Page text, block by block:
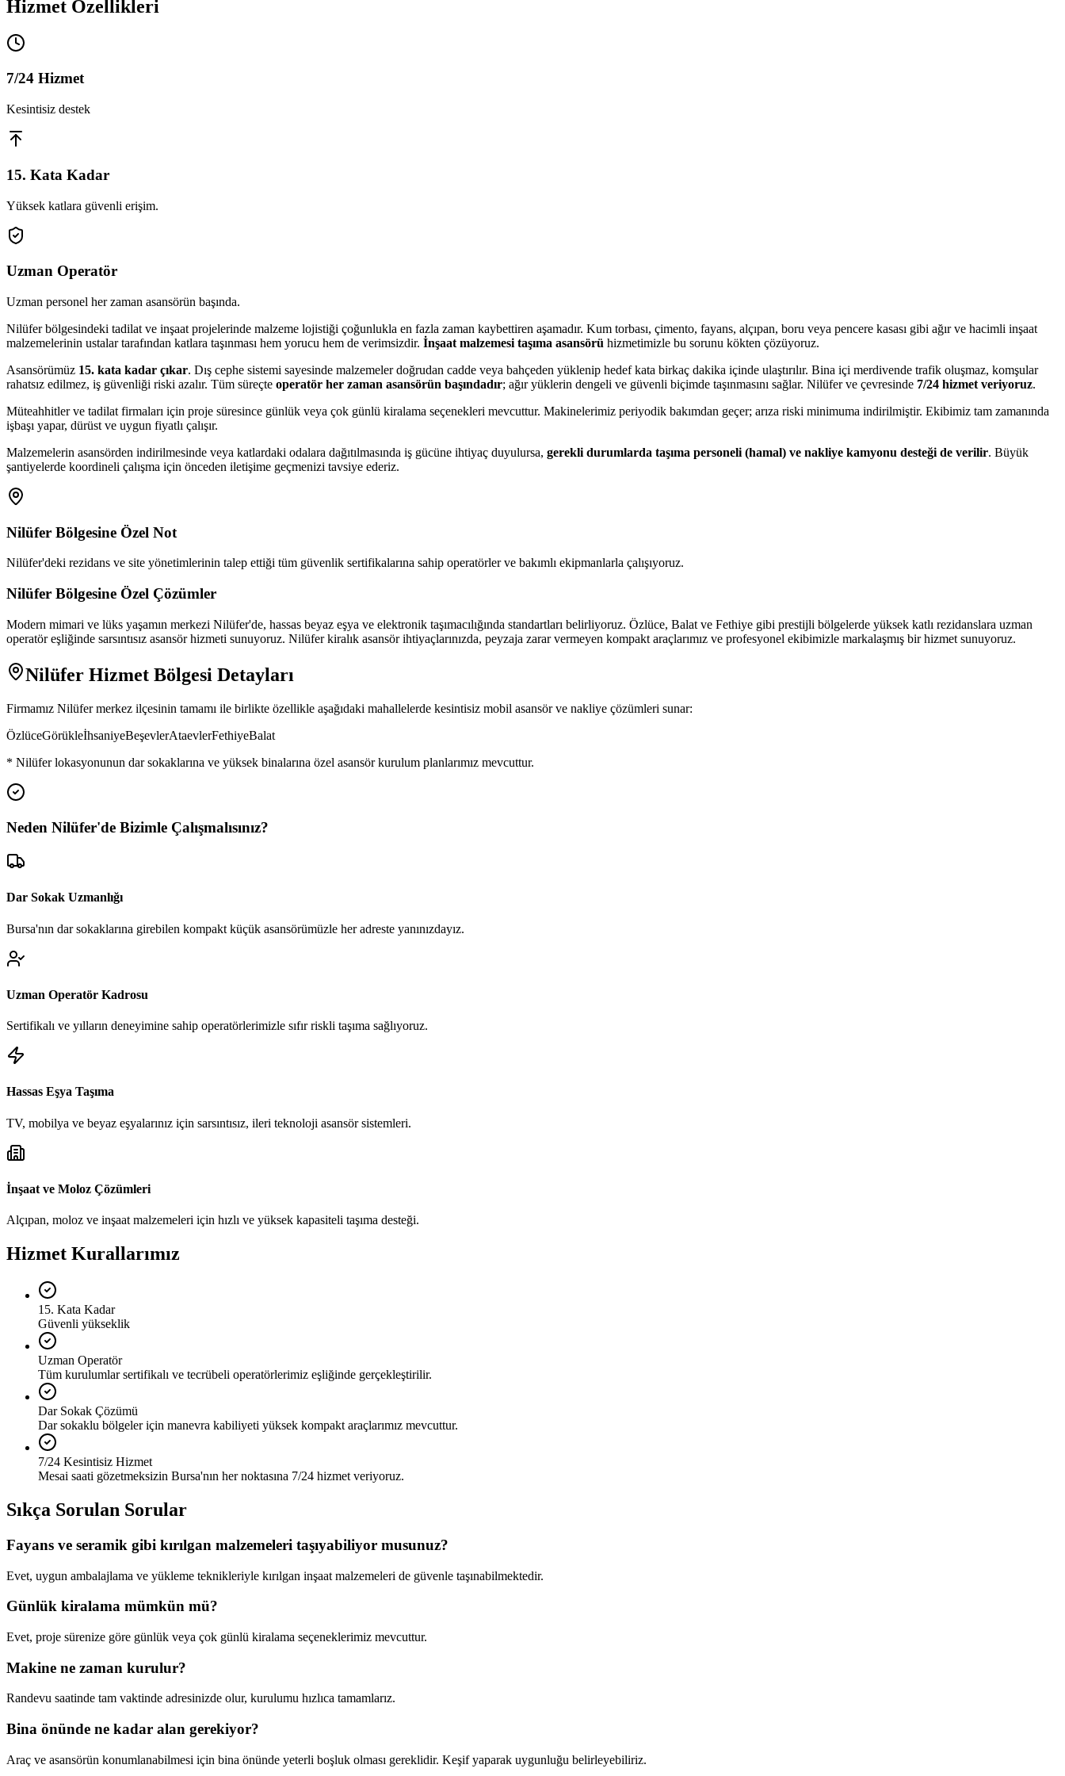
Hizmet Özellikleri
7/24 Hizmet
Kesintisiz destek
15. Kata Kadar
Yüksek katlara güvenli erişim.
Uzman Operatör
Uzman personel her zaman asansörün başında.
Nilüfer bölgesindeki tadilat ve inşaat projelerinde malzeme lojistiği çoğunlukla en fazla zaman kaybettiren aşamadır. Kum torbası, çimento, fayans, alçıpan, boru veya pencere kasası gibi ağır ve hacimli inşaat
malzemelerinin ustalar tarafından katlara taşınması hem yorucu hem de verimsizdir. İnşaat malzemesi taşıma asansörü hizmetimizle bu sorunu kökten çözüyoruz.
Asansörümüz 15. kata kadar çıkar. Dış cephe sistemi sayesinde malzemeler doğrudan cadde veya bahçeden yüklenip hedef kata birkaç dakika içinde ulaştırılır. Bina içi merdivende trafik oluşmaz, komşular
rahatsız edilmez, iş güvenliği riski azalır. Tüm süreçte operatör her zaman asansörün başındadır; ağır yüklerin dengeli ve güvenli biçimde taşınmasını sağlar. Nilüfer ve çevresinde 7/24 hizmet veriyoruz.
Müteahhitler ve tadilat firmaları için proje süresince günlük veya çok günlü kiralama seçenekleri mevcuttur. Makinelerimiz periyodik bakımdan geçer; arıza riski minimuma indirilmiştir. Ekibimiz tam zamanında
işbaşı yapar, dürüst ve uygun fiyatlı çalışır.
Malzemelerin asansörden indirilmesinde veya katlardaki odalara dağıtılmasında iş gücüne ihtiyaç duyulursa, gerekli durumlarda taşıma personeli (hamal) ve nakliye kamyonu desteği de verilir. Büyük
şantiyelerde koordineli çalışma için önceden iletişime geçmenizi tavsiye ederiz.
Nilüfer Bölgesine Özel Not
Nilüfer'deki rezidans ve site yönetimlerinin talep ettiği tüm güvenlik sertifikalarına sahip operatörler ve bakımlı ekipmanlarla çalışıyoruz.
Nilüfer Bölgesine Özel Çözümler
Modern mimari ve lüks yaşamın merkezi Nilüfer'de, hassas beyaz eşya ve elektronik taşımacılığında standartları belirliyoruz. Özlüce, Balat ve Fethiye gibi prestijli bölgelerde yüksek katlı rezidanslara uzman
operatör eşliğinde sarsıntısız asansör hizmeti sunuyoruz. Nilüfer kiralık asansör ihtiyaçlarınızda, peyzaja zarar vermeyen kompakt araçlarımız ve profesyonel ekibimizle markalaşmış bir hizmet sunuyoruz.
Nilüfer Hizmet Bölgesi Detayları
Firmamız Nilüfer merkez ilçesinin tamamı ile birlikte özellikle aşağıdaki mahallelerde kesintisiz mobil asansör ve nakliye çözümleri sunar:
ÖzlüceGörükleİhsaniyeBeşevlerAtaevlerFethiyeBalat
* Nilüfer lokasyonunun dar sokaklarına ve yüksek binalarına özel asansör kurulum planlarımız mevcuttur.
Neden Nilüfer'de Bizimle Çalışmalısınız?
Dar Sokak Uzmanlığı
Bursa'nın dar sokaklarına girebilen kompakt küçük asansörümüzle her adreste yanınızdayız.
Uzman Operatör Kadrosu
Sertifikalı ve yılların deneyimine sahip operatörlerimizle sıfır riskli taşıma sağlıyoruz.
Hassas Eşya Taşıma
TV, mobilya ve beyaz eşyalarınız için sarsıntısız, ileri teknoloji asansör sistemleri.
İnşaat ve Moloz Çözümleri
Alçıpan, moloz ve inşaat malzemeleri için hızlı ve yüksek kapasiteli taşıma desteği.
Hizmet Kurallarımız
15. Kata Kadar
Güvenli yükseklik
Uzman Operatör
Tüm kurulumlar sertifikalı ve tecrübeli operatörlerimiz eşliğinde gerçekleştirilir.
Dar Sokak Çözümü
Dar sokaklu bölgeler için manevra kabiliyeti yüksek kompakt araçlarımız mevcuttur.
7/24 Kesintisiz Hizmet
Mesai saati gözetmeksizin Bursa'nın her noktasına 7/24 hizmet veriyoruz.
Sıkça Sorulan Sorular
Fayans ve seramik gibi kırılgan malzemeleri taşıyabiliyor musunuz?
Evet, uygun ambalajlama ve yükleme teknikleriyle kırılgan inşaat malzemeleri de güvenle taşınabilmektedir.
Günlük kiralama mümkün mü?
Evet, proje sürenize göre günlük veya çok günlü kiralama seçeneklerimiz mevcuttur.
Makine ne zaman kurulur?
Randevu saatinde tam vaktinde adresinizde olur, kurulumu hızlıca tamamlarız.
Bina önünde ne kadar alan gerekiyor?
Araç ve asansörün konumlanabilmesi için bina önünde yeterli boşluk olması gereklidir. Keşif yaparak uygunluğu belirleyebiliriz.